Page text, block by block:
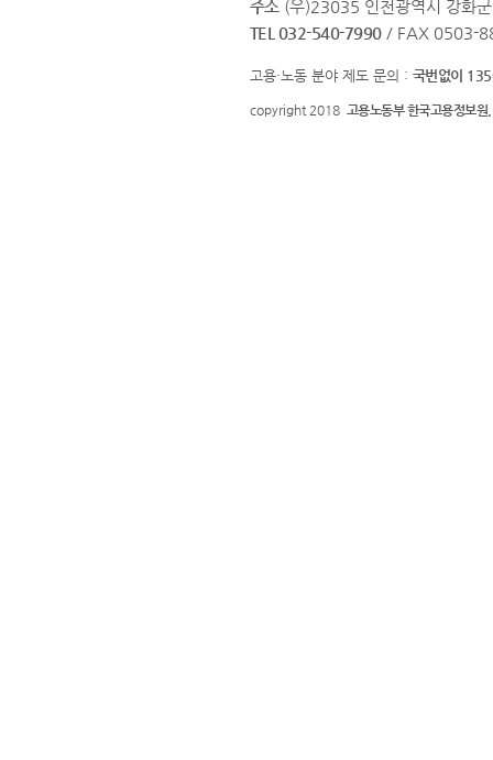
주소 (우)23035 인천광역시 강화
TEL 032-540-7990 / FAX 0503-
고용·노동 분야 제도 문의 : 국번없이
copyright 2018 고용노동부 한국고용정보원.